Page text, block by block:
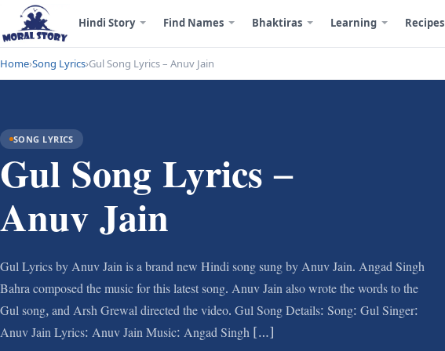
Hindi Story Find Names Bhaktiras Learning Recipes
Home›Song Lyrics›Gul Song Lyrics – Anuv Jain
SONG LYRICS
Gul Song Lyrics –
Anuv Jain
Gul Lyrics by Anuv Jain is a brand new Hindi song sung by Anuv Jain. Angad Singh
Bahra composed the music for this latest song. Anuv Jain also wrote the words to the
Gul song, and Arsh Grewal directed the video. Gul Song Details: Song: Gul Singer:
Anuv Jain Lyrics: Anuv Jain Music: Angad Singh […]